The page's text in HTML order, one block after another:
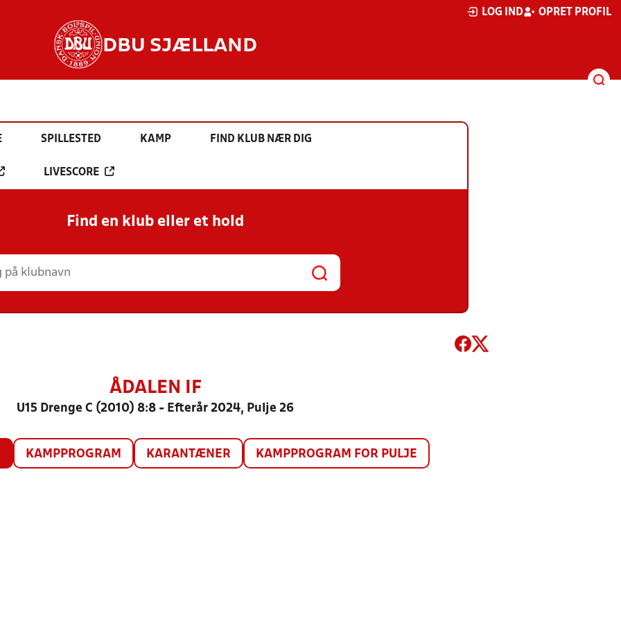
LOG IND OPRET PROFIL
DBU SJÆLLAND
SPILLESTED KAMP FIND KLUB NÆR DIG
LIVESCORE
Find en klub eller et hold
ÅDALEN IF
U15 Drenge C (2010) 8:8 - Efterår 2024, Pulje 26
KAMPPROGRAM KARANTÆNER KAMPPROGRAM FOR PULJE